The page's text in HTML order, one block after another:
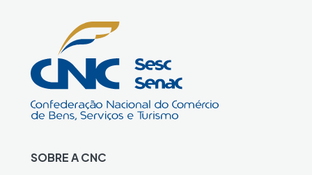
SOBRE A CNC